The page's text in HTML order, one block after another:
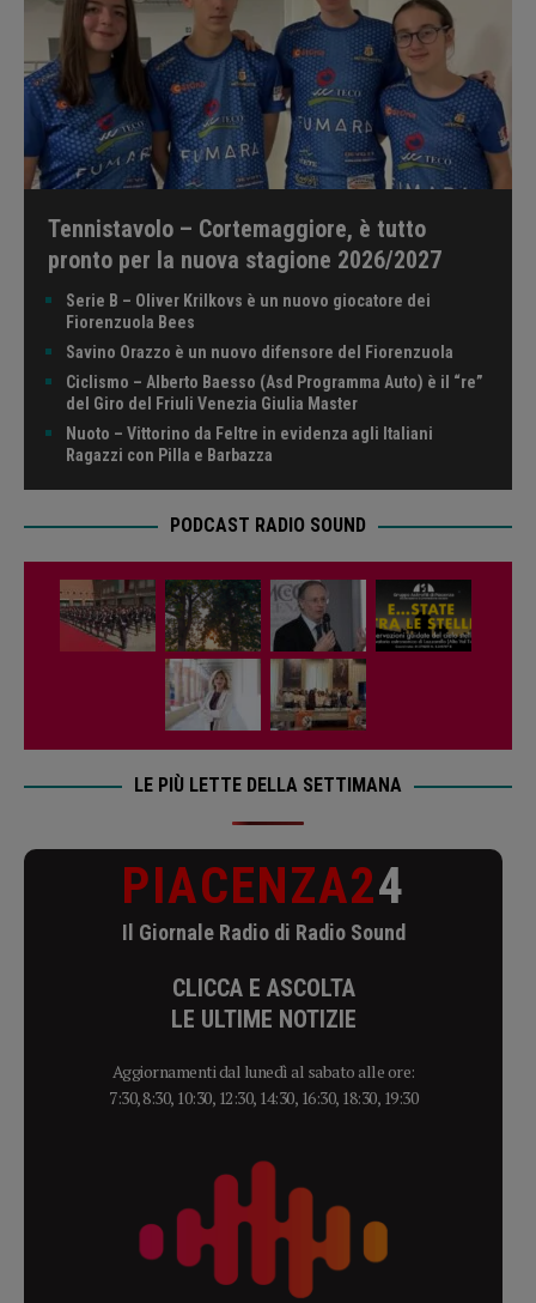
Tennistavolo – Cortemaggiore, è tutto
pronto per la nuova stagione 2026/2027
Serie B – Oliver Krilkovs è un nuovo giocatore dei
Fiorenzuola Bees
Savino Orazzo è un nuovo difensore del Fiorenzuola
Ciclismo – Alberto Baesso (Asd Programma Auto) è il “re”
del Giro del Friuli Venezia Giulia Master
Nuoto – Vittorino da Feltre in evidenza agli Italiani
Ragazzi con Pilla e Barbazza
PODCAST RADIO SOUND
LE PIÙ LETTE DELLA SETTIMANA
PIACENZA24
Il Giornale Radio di Radio Sound
CLICCA E ASCOLTA
LE ULTIME NOTIZIE
Aggiornamenti dal lunedì al sabato alle ore:
7:30, 8:30, 10:30, 12:30, 14:30, 16:30, 18:30, 19:30